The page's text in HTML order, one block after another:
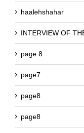
haalehshahar
INTERVIEW OF
page 8
page7
page8
page8